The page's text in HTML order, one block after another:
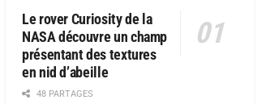
Le rover Curiosity de la
NASA découvre un champ
présentant des textures
en nid d’abeille
48 PARTAGES